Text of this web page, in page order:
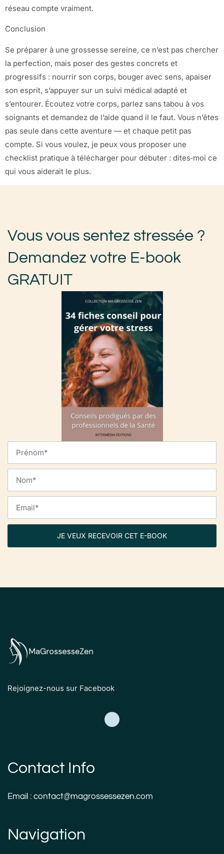
réseau compte vraiment.
Conclusion
Se préparer à une grossesse sereine, ce n’est pas chercher
la perfection, mais poser des gestes concrets et
progressifs : nourrir son corps, bouger avec sens, apaiser
son esprit, s’appuyer sur un suivi médical adapté et
s’entourer. Écoutez votre corps, parlez sans tabou à vos
soignants et demandez de l’aide quand il le faut. Vous n’êtes
pas seule dans cette aventure — et chaque petit pas
compte. Si vous voulez, je peux vous proposer une
checklist pratique à télécharger pour débuter : dites‑moi ce
qui vous aiderait le plus.
Vous vous sentez stressée ?
Demandez votre E-book
GRATUIT
JE VEUX RECEVOIR CET E-BOOK
Rejoignez-nous sur Facebook
Contact Info
Email : contact@magrossessezen.com
Navigation